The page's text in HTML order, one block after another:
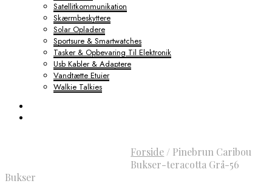
Satellitkommunikation
Skærmbeskyttere
Solar Opladere
Sportsure & Smartwatches
Tasker & Opbevaring Til Elektronik
Usb Kabler & Adaptere
Vandtætte Etuier
Walkie Talkies
Forside / Pinebrun Caribou
Bukser-teracotta Grå-56
Bukser